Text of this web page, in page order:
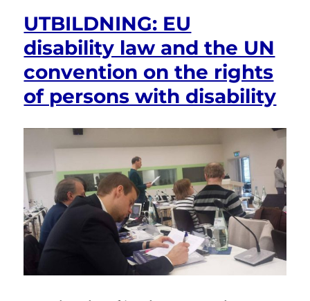
UTBILDNING: EU
disability law and the UN
convention on the rights
of persons with disability